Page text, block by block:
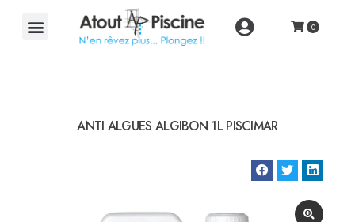
ANTI ALGUES ALGIBON 1L PISCIMAR